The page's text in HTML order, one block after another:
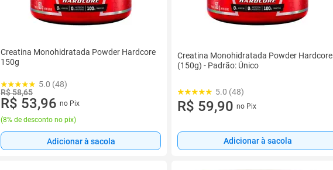
Creatina Monohidratada Powder Hardcore
150g
5.0 (48)
R$ 58,65
R$ 53,96 no Pix
(8% de desconto no pix)
Adicionar à sacola
Creatina Monohidratada Powder Hardcore
(150g) - Padrão: Único
5.0 (48)
R$ 59,90 no Pix
Adicionar à sacola